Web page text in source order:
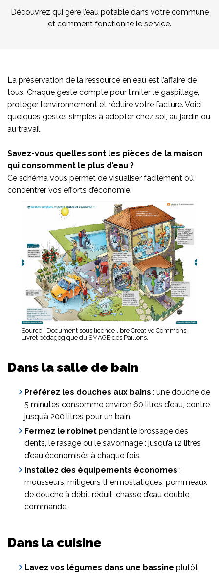
Découvrez qui gère l’eau potable dans votre commune
et comment fonctionne le service.
La préservation de la ressource en eau est l’affaire de
tous. Chaque geste compte pour limiter le gaspillage,
protéger l’environnement et réduire votre facture. Voici
quelques gestes simples à adopter chez soi, au jardin ou
au travail.
Savez-vous quelles sont les pièces de la maison
qui consomment le plus d’eau ?
Ce schéma vous permet de visualiser facilement où
concentrer vos efforts d’économie.
Source : Document sous licence libre Creative Commons –
Livret pédagogique du SMAGE des Paillons.
Dans la salle de bain
Préférez les douches aux bains : une douche de
5 minutes consomme environ 60 litres d’eau, contre
jusqu’à 200 litres pour un bain.
Fermez le robinet pendant le brossage des
dents, le rasage ou le savonnage : jusqu’à 12 litres
d’eau économisés à chaque fois.
Installez des équipements économes :
mousseurs, mitigeurs thermostatiques, pommeaux
de douche à débit réduit, chasse d’eau double
commande.
Dans la cuisine
Lavez vos légumes dans une bassine plutôt